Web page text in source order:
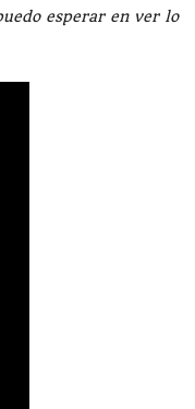
esperar en ver lo